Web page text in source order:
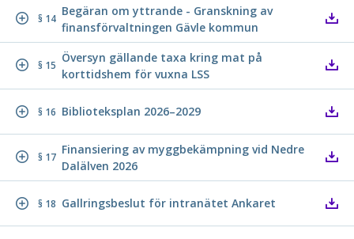
§ 14
Begäran om yttrande - Granskning av
finansförvaltningen Gävle kommun
§ 15
Översyn gällande taxa kring mat på
korttidshem för vuxna LSS
§ 16 Biblioteksplan 2026–2029
§ 17
Finansiering av myggbekämpning vid Nedre
Dalälven 2026
§ 18 Gallringsbeslut för intranätet Ankaret